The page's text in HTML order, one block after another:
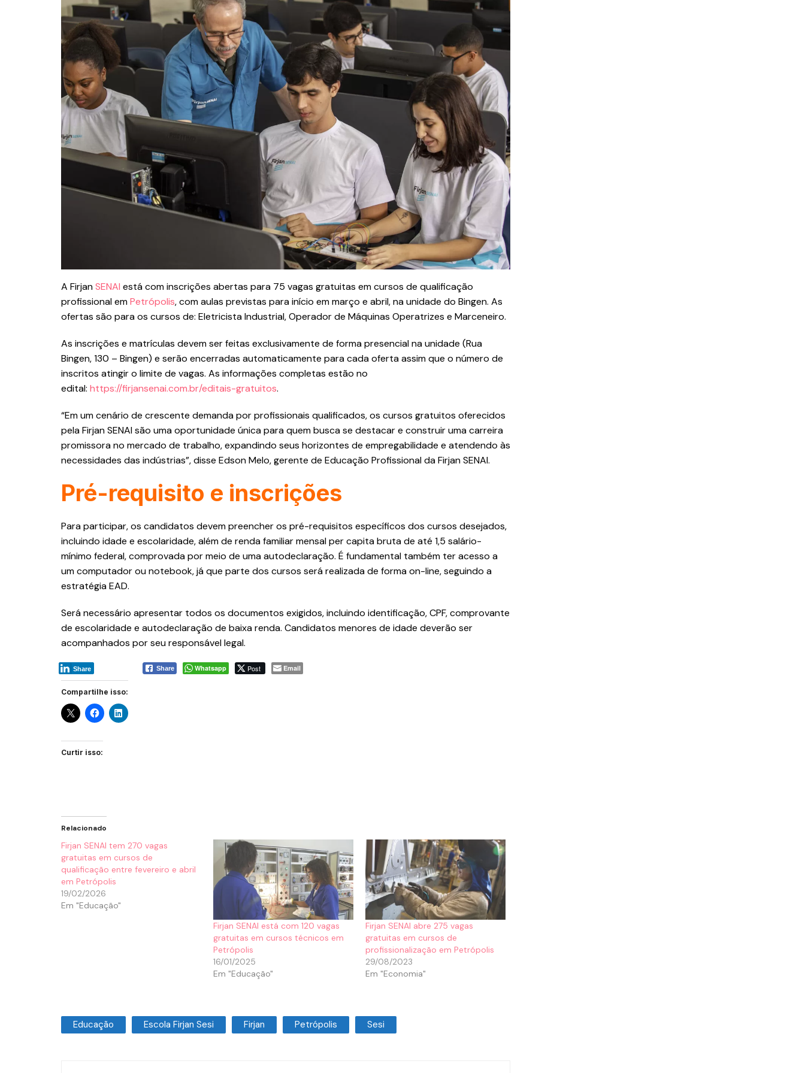
A FirjanSENAI está com inscrições abertas para 75 vagas gratuitas em cursos de qualificação
profissional emPetrópolis, com aulas previstas para início em março e abril, na unidade do Bingen. As
ofertas são para os cursos de: Eletricista Industrial, Operador de Máquinas Operatrizes e Marceneiro.
As inscrições e matrículas devem ser feitas exclusivamente de forma presencial na unidade (Rua
Bingen, 130 – Bingen) e serão encerradas automaticamente para cada oferta assim que o número de
inscritos atingir o limite de vagas. As informações completas estão no
edital: https://firjansenai.com.br/editais-gratuitos.
“Em um cenário de crescente demanda por profissionais qualificados, os cursos gratuitos oferecidos
pela Firjan SENAI são uma oportunidade única para quem busca se destacar e construir uma carreira
promissora no mercado de trabalho, expandindo seus horizontes de empregabilidade e atendendo às
necessidades das indústrias”, disse Edson Melo, gerente de Educação Profissional da Firjan SENAI.
Pré-requisito e inscrições
Para participar, os candidatos devem preencher os pré-requisitos específicos dos cursos desejados,
incluindo idade e escolaridade, além de renda familiar mensal per capita bruta de até 1,5 salário-
mínimo federal, comprovada por meio de uma autodeclaração. É fundamental também ter acesso a
um computador ou notebook, já que parte dos cursos será realizada de forma on-line, seguindo a
estratégia EAD.
Será necessário apresentar todos os documentos exigidos, incluindo identificação, CPF, comprovante
de escolaridade e autodeclaração de baixa renda. Candidatos menores de idade deverão ser
acompanhados por seu responsável legal.
Share Whatsapp Post Email
Share
Compartilhe isso:
Curtir isso:
Relacionado
Firjan SENAI tem 270 vagas
gratuitas em cursos de
qualificação entre fevereiro e abril
em Petrópolis
19/02/2026
Em "Educação"
Firjan SENAI está com 120 vagas
gratuitas em cursos técnicos em
Petrópolis
16/01/2025
Em "Educação"
Firjan SENAI abre 275 vagas
gratuitas em cursos de
profissionalização em Petrópolis
29/08/2023
Em "Economia"
Educação Escola Firjan Sesi Firjan Petrópolis Sesi